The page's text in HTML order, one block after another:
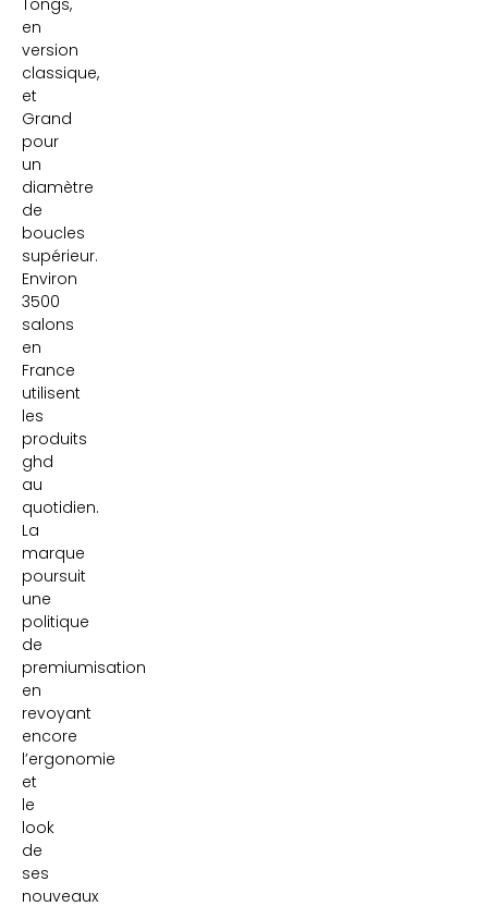
Tongs,
en
version
classique,
et
Grand
pour
un
diamètre
de
boucles
supérieur.
Environ
3500
salons
en
France
utilisent
les
produits
ghd
au
quotidien.
La
marque
poursuit
une
politique
de
premiumisation
en
revoyant
encore
l’ergonomie
et
le
look
de
ses
nouveaux